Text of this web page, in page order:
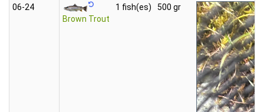
06‑24
Brown Trout
1 fish(es) 500 gr